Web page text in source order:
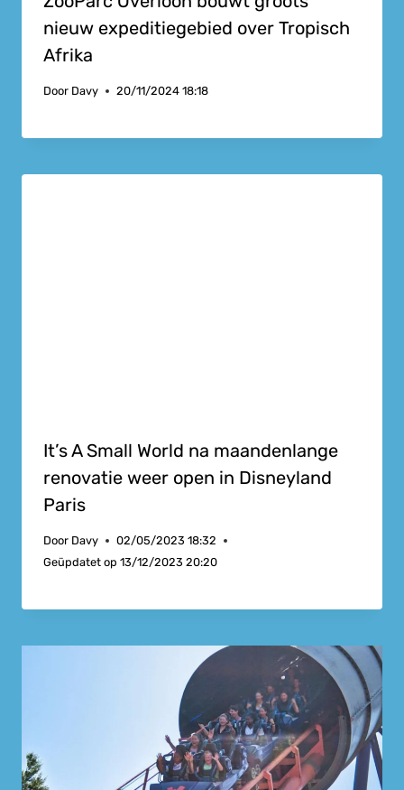
nieuw expeditiegebied over Tropisch
Afrika
Door Davy 20/11/2024 18:18
It’s A Small World na maandenlange
renovatie weer open in Disneyland
Paris
Door Davy
02/05/2023 18:32
Geüpdatet op 13/12/2023 20:20